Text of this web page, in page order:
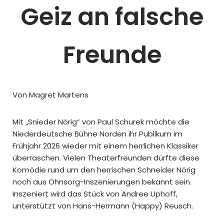
Geiz an falsche
Freunde
Von Magret Martens
Mit „Snieder Nörig“ von Paul Schurek möchte die
Niederdeutsche Bühne Norden ihr Publikum im
Frühjahr 2026 wieder mit einem herrlichen Klassiker
überraschen. Vielen Theaterfreunden dürfte diese
Komödie rund um den herrischen Schneider Nörig
noch aus Ohnsorg-Inszenierungen bekannt sein.
Inszeniert wird das Stück von Andree Uphoff,
unterstützt von Hans-Hermann (Happy) Reusch.